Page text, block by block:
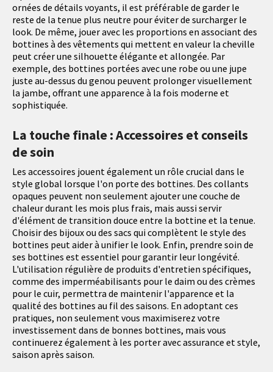
ornées de détails voyants, il est préférable de garder le
reste de la tenue plus neutre pour éviter de surcharger le
look. De même, jouer avec les proportions en associant des
bottines à des vêtements qui mettent en valeur la cheville
peut créer une silhouette élégante et allongée. Par
exemple, des bottines portées avec une robe ou une jupe
juste au-dessus du genou peuvent prolonger visuellement
la jambe, offrant une apparence à la fois moderne et
sophistiquée.
La touche finale : Accessoires et conseils
de soin
Les accessoires jouent également un rôle crucial dans le
style global lorsque l'on porte des bottines. Des collants
opaques peuvent non seulement ajouter une couche de
chaleur durant les mois plus frais, mais aussi servir
d'élément de transition douce entre la bottine et la tenue.
Choisir des bijoux ou des sacs qui complètent le style des
bottines peut aider à unifier le look. Enfin, prendre soin de
ses bottines est essentiel pour garantir leur longévité.
L'utilisation régulière de produits d'entretien spécifiques,
comme des imperméabilisants pour le daim ou des crèmes
pour le cuir, permettra de maintenir l'apparence et la
qualité des bottines au fil des saisons. En adoptant ces
pratiques, non seulement vous maximiserez votre
investissement dans de bonnes bottines, mais vous
continuerez également à les porter avec assurance et style,
saison après saison.